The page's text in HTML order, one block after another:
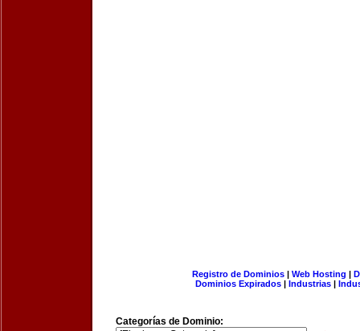
Registro de Dominios| Web Hosting |
Dominios Expirados | Industrias |
Categorías de Dominio: